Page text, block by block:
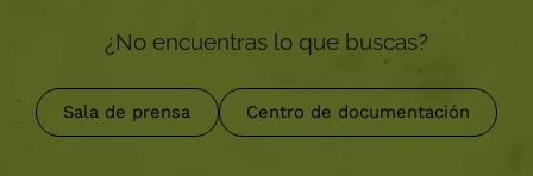
¿No encuentras lo que buscas?
Sala de prensa Centro de documentación